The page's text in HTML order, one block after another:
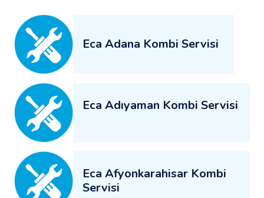
Eca Adana Kombi Servisi
Eca Adıyaman Kombi Servisi
Eca Afyonkarahisar Kombi
Servisi